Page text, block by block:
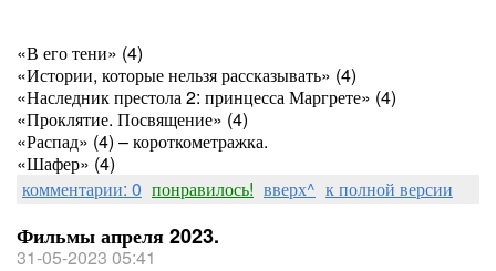
«В его тени» (4)
«Истории, которые нельзя рассказывать» (4)
«Наследник престола 2: принцесса Маргрете» (4)
«Проклятие. Посвящение» (4)
«Распад» (4) – короткометражка.
«Шафер» (4)
комментарии: 0 понравилось! вверх^ к полной версии
Фильмы апреля 2023.
31-05-2023 05:41